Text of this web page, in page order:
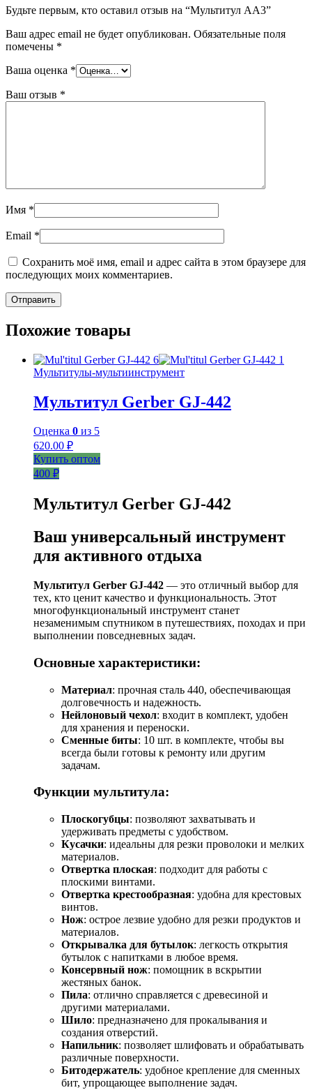
Будьте первым, кто оставил отзыв на “Мультитул АА3”
Ваш адрес email не будет опубликован. Обязательные поля
помечены *
Ваша оценка *
Ваш отзыв *
Имя *
Email *
Сохранить моё имя, email и адрес сайта в этом браузере для
последующих моих комментариев.
Похожие товары
Мультитулы-мультиинструмент
Мультитул Gerber GJ-442
Оценка 0 из 5
620.00 ₽
Купить оптом
400 ₽
Мультитул Gerber GJ-442
Ваш универсальный инструмент
для активного отдыха
Мультитул Gerber GJ-442 — это отличный выбор для
тех, кто ценит качество и функциональность. Этот
многофункциональный инструмент станет
незаменимым спутником в путешествиях, походах и при
выполнении повседневных задач.
Основные характеристики:
Материал: прочная сталь 440, обеспечивающая
долговечность и надежность.
Нейлоновый чехол: входит в комплект, удобен
для хранения и переноски.
Сменные биты: 10 шт. в комплекте, чтобы вы
всегда были готовы к ремонту или другим
задачам.
Функции мультитула:
Плоскогубцы: позволяют захватывать и
удерживать предметы с удобством.
Кусачки: идеальны для резки проволоки и мелких
материалов.
Отвертка плоская: подходит для работы с
плоскими винтами.
Отвертка крестообразная: удобна для крестовых
винтов.
Нож: острое лезвие удобно для резки продуктов и
материалов.
Открывалка для бутылок: легкость открытия
бутылок с напитками в любое время.
Консервный нож: помощник в вскрытии
жестяных банок.
Пила: отлично справляется с древесиной и
другими материалами.
Шило: предназначено для прокалывания и
создания отверстий.
Напильник: позволяет шлифовать и обрабатывать
различные поверхности.
Битодержатель: удобное крепление для сменных
бит, упрощающее выполнение задач.